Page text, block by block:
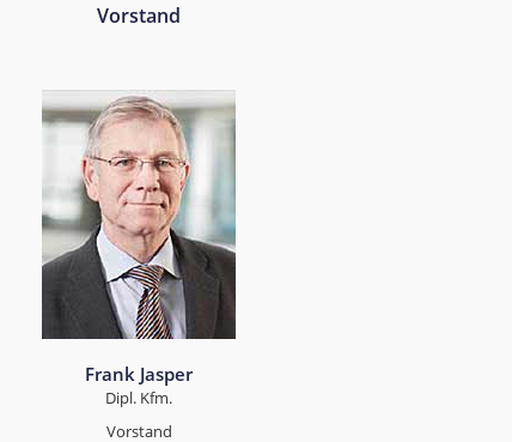
Vorstand
Frank Jasper
Dipl. Kfm.
Vorstand